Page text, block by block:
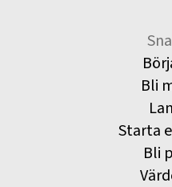
Bli
Starta
Bli